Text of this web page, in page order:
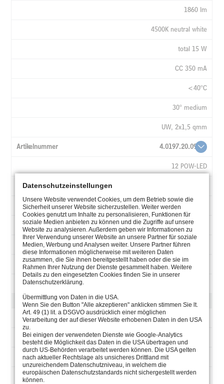
1860 lm
4500K neutral white
total 15 W
CC 350 mA
<40°C
30° medium
UW, 2x1,5 qmm
4.0197.20.09
12 POW-LED
all on 19 W
CC 350 mA
<40°C
30° medium
POW-LED 12 V-DC, KLARE GLASSCHEIBE
4.0197.20.61
12 POW-LED
6000K cold white
Datenschutzeinstellungen
Unsere Website verwendet Cookies, um dem Betrieb sowie die
Sicherheit unserer Website sicherzustellen. Weiter werden
Cookies genutzt um Inhalte zu personalisieren, Funktionen für
soziale Medien anbieten zu können und die Zugriffe auf unsere
Website zu analysieren. Außerdem geben wir Informationen zu
Ihrer Verwendung unserer Website an unsere Partner für soziale
Medien, Werbung und Analysen weiter. Unsere Partner führen
diese Informationen möglicherweise mit weiteren Daten
zusammen, die Sie ihnen bereitgestellt haben oder die sie im
Rahmen Ihrer Nutzung der Dienste gesammelt haben. Weitere
Details zu den eingesetzten Cookies finden Sie in unserer
Datenschutzerklärung.
Übermittlung von Daten in die USA.
Wenn Sie den Button "Alle akzeptieren" anklicken stimmen Sie lt.
Art. 49 (1) lit. a DSGVO ausdrücklich einer möglichen
Verarbeitung der auf dieser Website erhobenen Daten in den USA
zu.
Bei einigen der verwendeten Dienste wie Google-Analytics
besteht die Möglichkeit das Daten in die USA übertragen und
durch US-Behörden verarbeitet werden können. Die USA gelten
nach aktueller Rechtslage als unsicheres Drittland mit
unzureichendem Datenschutzniveau, in welchem die
europäischen Datenschutzstandards nicht sichergestellt werden
können.